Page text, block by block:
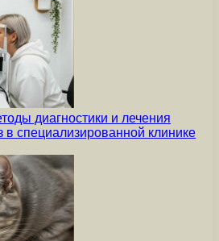
диагностики и лечения
в специализированной клинике